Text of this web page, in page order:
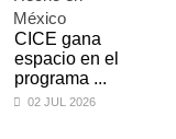
CICE gana
espacio en el
programa ...
02 JUL 2026